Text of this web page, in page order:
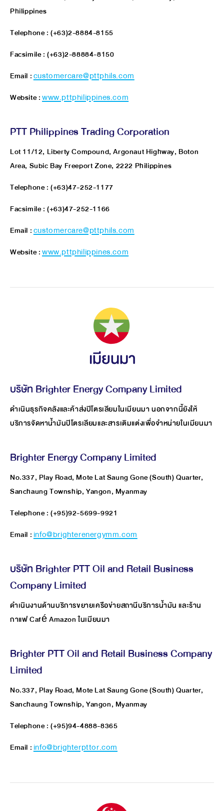
Philippines
Telephone : (+63)2-8884-8155
Facsimile : (+63)2-88884-8150
Email :customercare@pttphils.com
Website :www.pttphilippines.com
PTT Philippines Trading Corporation
Lot 11/12, Liberty Compound, Argonaut Highway, Boton
Area, Subic Bay Freeport Zone, 2222 Philippines
Telephone : (+63)47-252-1177
Facsimile : (+63)47-252-1166
Email :customercare@pttphils.com
Website :www.pttphilippines.com
เมียนมา
บริษัท Brighter Energy Company Limited
ดำเนินธุรกิจคลังและค้าส่งปิโตรเลียมในเมียนมา นอกจากนี้ยังให้
บริการจัดหาน้ำมันปิโตรเลียมและสารเติมแต่งเพื่อจำหน่ายในเมียนมา
Brighter Energy Company Limited
No.337, Play Road, Mote Lat Saung Gone (South) Quarter,
Sanchaung Township, Yangon, Myanmay
Telephone : (+95)92-5699-9921
Email : info@brighterenergymm.com
บริษัท Brighter PTT Oil and Retail Business
Company Limited
ดำเนินงานด้านบริการขยายเครือข่ายสถานีบริการน้ำมัน และร้าน
กาแฟ Café Amazon ในเมียนมา
Brighter PTT Oil and Retail Business Company
Limited
No.337, Play Road, Mote Lat Saung Gone (South) Quarter,
Sanchaung Township, Yangon, Myanmay
Telephone : (+95)94-4888-8365
Email : info@brighterpttor.com